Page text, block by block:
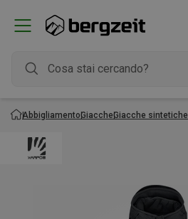
AbbigliamentoGiaccheGiacche sintetiche